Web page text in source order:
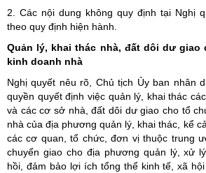
2. Các nội dung không quy định tại Nghị
theo quy định hiện hành.
Quản lý, khai thác nhà, đất dôi dư giao
kinh doanh nhà
Nghị quyết nêu rõ, Chủ tịch Ủy ban nhân
quyền quyết định việc quản lý, khai thác
và các cơ sở nhà, đất dôi dư giao cho tổ
nhà của địa phương quản lý, khai thác, kể
các cơ quan, tổ chức, đơn vị thuộc trung
chuyển giao cho địa phương quản lý, xử
hồi, đảm bảo lợi ích tổng thể kinh tế, xã